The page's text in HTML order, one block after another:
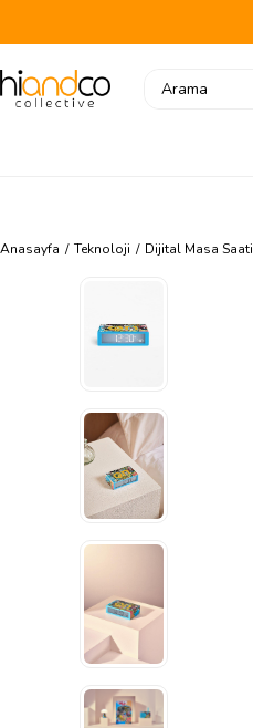
Anasayfa Teknoloji Dijital Masa Saati